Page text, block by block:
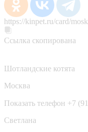
https://kinpet.ru/card/
Ссылка скопирована
Шотландские котята
Москва
Показать телефон +7
Светлана